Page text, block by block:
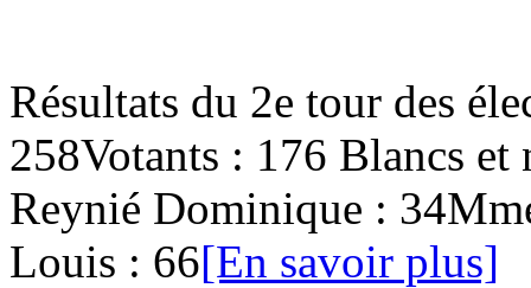
Résultats du 2e tour des
258Votants : 176 Blancs
Reynié Dominique :
Louis : 66[En savoir plus]